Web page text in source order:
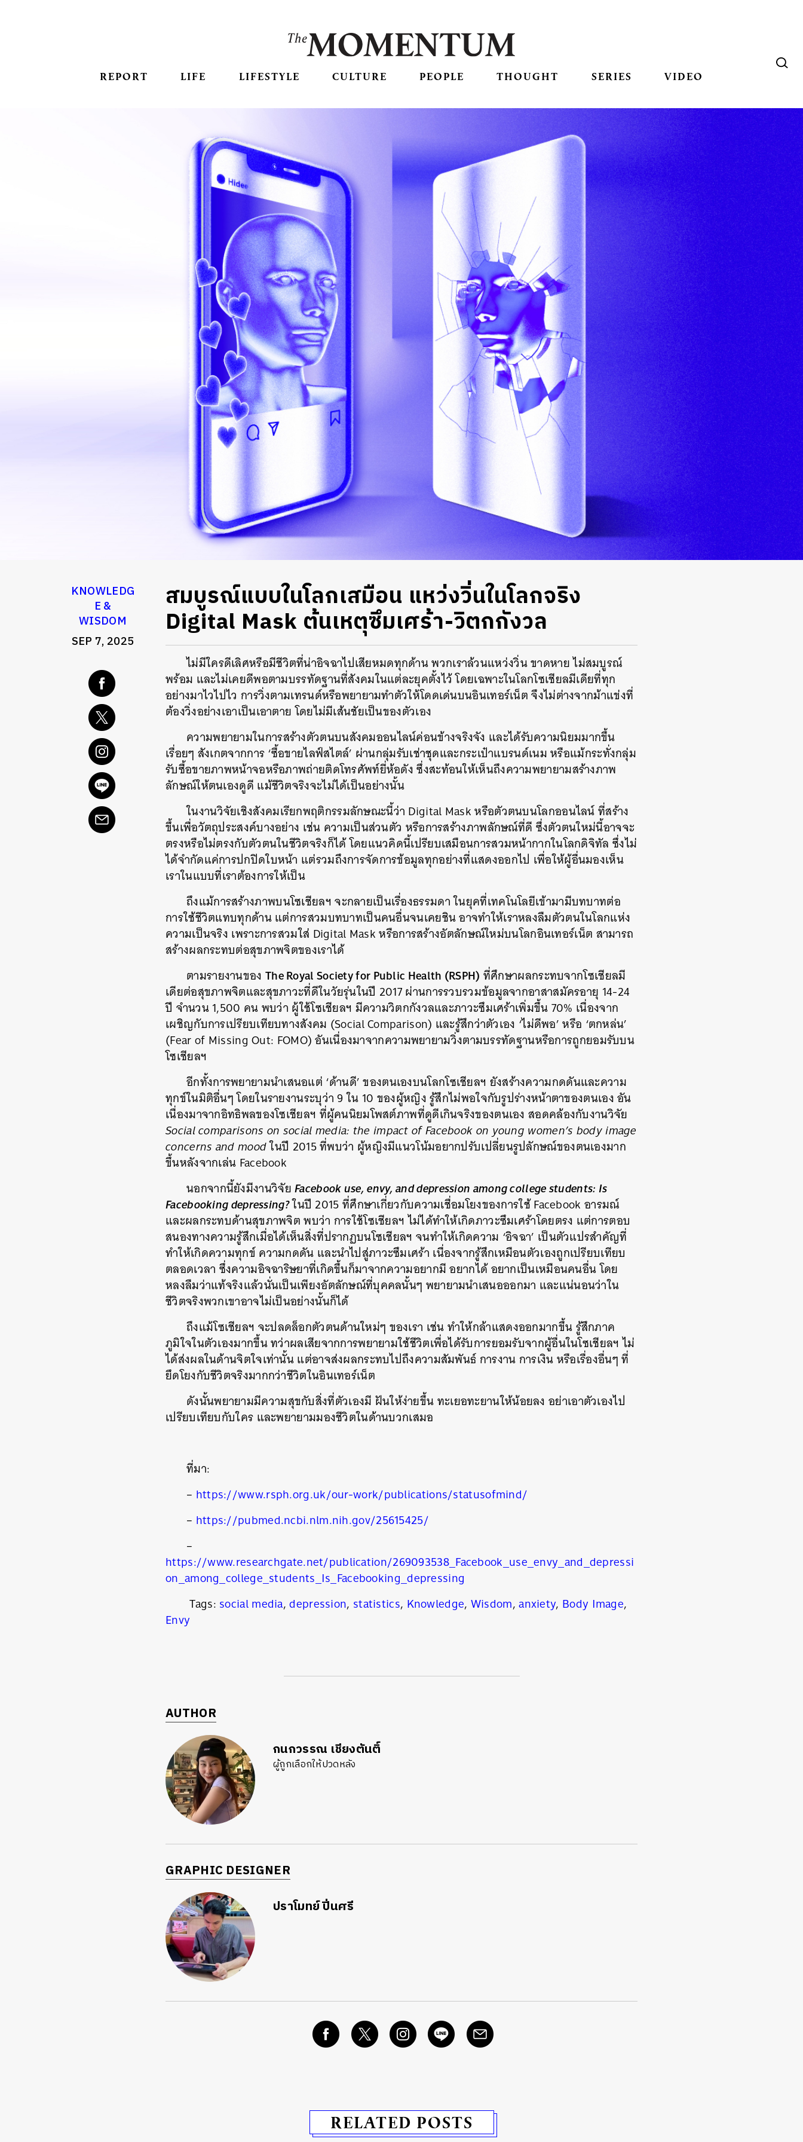
REPORT LIFE LIFESTYLE CULTURE PEOPLE THOUGHT SERIES VIDEO
KNOWLEDG
E &
WISDOM
SEP 7, 2025
สมบูรณ์แบบในโลกเสมือน แหว่งวิ่นในโลกจริง
Digital Mask ต้นเหตุซึมเศร้า-วิตกกังวล
ไม่มีใครดีเลิศหรือมีชีวิตที่น่าอิจฉาไปเสียหมดทุกด้าน พวกเราล้วนแหว่งวิ่น ขาดหาย ไม่สมบูรณ์
พร้อม และไม่เคยดีพอตามบรรทัดฐานที่สังคมในแต่ละยุคตั้งไว้ โดยเฉพาะในโลกโซเชียลมีเดียที่ทุก
อย่างมาไวไปไว การวิ่งตามเทรนด์หรือพยายามทำตัวให้โดดเด่นบนอินเทอร์เน็ต จึงไม่ต่างจากม้าแข่งที่
ต้องวิ่งอย่างเอาเป็นเอาตาย โดยไม่มีเส้นชัยเป็นของตัวเอง
ความพยายามในการสร้างตัวตนบนสังคมออนไลน์ค่อนข้างจริงจัง และได้รับความนิยมมากขึ้น
เรื่อยๆ สังเกตจากการ ‘ซื้อขายไลฟ์สไตล์’ ผ่านกลุ่มรับเช่าชุดและกระเป๋าแบรนด์เนม หรือแม้กระทั่งกลุ่ม
รับซื้อขายภาพหน้าจอหรือภาพถ่ายติดโทรศัพท์ยี่ห้อดัง ซึ่งสะท้อนให้เห็นถึงความพยายามสร้างภาพ
ลักษณ์ให้ตนเองดูดี แม้ชีวิตจริงจะไม่ได้เป็นอย่างนั้น
ในงานวิจัยเชิงสังคมเรียกพฤติกรรมลักษณะนี้ว่า Digital Mask หรือตัวตนบนโลกออนไลน์ ที่สร้าง
ขึ้นเพื่อวัตถุประสงค์บางอย่าง เช่น ความเป็นส่วนตัว หรือการสร้างภาพลักษณ์ที่ดี ซึ่งตัวตนใหม่นี้อาจจะ
ตรงหรือไม่ตรงกับตัวตนในชีวิตจริงก็ได้ โดยแนวคิดนี้เปรียบเสมือนการสวมหน้ากากในโลกดิจิทัล ซึ่งไม่
ได้จำกัดแค่การปกปิดใบหน้า แต่รวมถึงการจัดการข้อมูลทุกอย่างที่แสดงออกไป เพื่อให้ผู้อื่นมองเห็น
เราในแบบที่เราต้องการให้เป็น
ถึงแม้การสร้างภาพบนโซเชียลฯ จะกลายเป็นเรื่องธรรมดา ในยุคที่เทคโนโลยีเข้ามามีบทบาทต่อ
การใช้ชีวิตแทบทุกด้าน แต่การสวมบทบาทเป็นคนอื่นจนเคยชิน อาจทำให้เราหลงลืมตัวตนในโลกแห่ง
ความเป็นจริง เพราะการสวมใส่ Digital Mask หรือการสร้างอัตลักษณ์ใหม่บนโลกอินเทอร์เน็ต สามารถ
สร้างผลกระทบต่อสุขภาพจิตของเราได้
ตามรายงานของ The Royal Society for Public Health (RSPH) ที่ศึกษาผลกระทบจากโซเชียลมี
เดียต่อสุขภาพจิตและสุขภาวะที่ดีในวัยรุ่นในปี 2017 ผ่านการรวบรวมข้อมูลจากอาสาสมัครอายุ 14-24
ปี จำนวน 1,500 คน พบว่า ผู้ใช้โซเชียลฯ มีความวิตกกังวลและภาวะซึมเศร้าเพิ่มขึ้น 70% เนื่องจาก
เผชิญกับการเปรียบเทียบทางสังคม (Social Comparison) และรู้สึกว่าตัวเอง ‘ไม่ดีพอ’ หรือ ‘ตกหล่น’
(Fear of Missing Out: FOMO) อันเนื่องมาจากความพยายามวิ่งตามบรรทัดฐานหรือการถูกยอมรับบน
โซเชียลฯ
อีกทั้งการพยายามนำเสนอแต่ ‘ด้านดี’ ของตนเองบนโลกโซเชียลฯ ยังสร้างความกดดันและความ
ทุกข์ในมิติอื่นๆ โดยในรายงานระบุว่า 9 ใน 10 ของผู้หญิง รู้สึกไม่พอใจกับรูปร่างหน้าตาของตนเอง อัน
เนื่องมาจากอิทธิพลของโซเชียลฯ ที่ผู้คนนิยมโพสต์ภาพที่ดูดีเกินจริงของตนเอง สอดคล้องกับงานวิจัย
Social comparisons on social media: the impact of Facebook on young women’s body image
concerns and moodในปี 2015 ที่พบว่า ผู้หญิงมีแนวโน้มอยากปรับเปลี่ยนรูปลักษณ์ของตนเองมาก
ขึ้นหลังจากเล่น Facebook
นอกจากนี้ยังมีงานวิจัยFacebook use, envy, and depression among college students: Is
Facebooking depressing?ในปี 2015 ที่ศึกษาเกี่ยวกับความเชื่อมโยงของการใช้ Facebook อารมณ์
และผลกระทบด้านสุขภาพจิต พบว่า การใช้โซเชียลฯ ไม่ได้ทำให้เกิดภาวะซึมเศร้าโดยตรง แต่การตอบ
สนองทางความรู้สึกเมื่อได้เห็นสิ่งที่ปรากฏบนโซเชียลฯ จนทำให้เกิดความ ‘อิจฉา’ เป็นตัวแปรสำคัญที่
ทำให้เกิดความทุกข์ ความกดดัน และนำไปสู่ภาวะซึมเศร้า เนื่องจากรู้สึกเหมือนตัวเองถูกเปรียบเทียบ
ตลอดเวลา ซึ่งความอิจฉาริษยาที่เกิดขึ้นก็มาจากความอยากมี อยากได้ อยากเป็นเหมือนคนอื่น โดย
หลงลืมว่าแท้จริงแล้วนั่นเป็นเพียงอัตลักษณ์ที่บุคคลนั้นๆ พยายามนำเสนอออกมา และแน่นอนว่าใน
ชีวิตจริงพวกเขาอาจไม่เป็นอย่างนั้นก็ได้
ถึงแม้โซเชียลฯ จะปลดล็อกตัวตนด้านใหม่ๆ ของเรา เช่น ทำให้กล้าแสดงออกมากขึ้น รู้สึกภาค
ภูมิใจในตัวเองมากขึ้น ทว่าผลเสียจากการพยายามใช้ชีวิตเพื่อได้รับการยอมรับจากผู้อื่นในโซเชียลฯ ไม่
ได้ส่งผลในด้านจิตใจเท่านั้น แต่อาจส่งผลกระทบไปถึงความสัมพันธ์ การงาน การเงิน หรือเรื่องอื่นๆ ที่
ยึดโยงกับชีวิตจริงมากกว่าชีวิตในอินเทอร์เน็ต
ดังนั้นพยายามมีความสุขกับสิ่งที่ตัวเองมี ฝันให้ง่ายขึ้น ทะเยอทะยานให้น้อยลง อย่าเอาตัวเองไป
เปรียบเทียบกับใคร และพยายามมองชีวิตในด้านบวกเสมอ
ที่มา:
– https://www.rsph.org.uk/our-work/publications/statusofmind/
– https://pubmed.ncbi.nlm.nih.gov/25615425/
–
https://www.researchgate.net/publication/269093538_Facebook_use_envy_and_depressi
on_among_college_students_Is_Facebooking_depressing
Tags: social media,depression, statistics, Knowledge, Wisdom,anxiety, Body Image,
Envy
AUTHOR
กนกวรรณ เชียงตันติ์
ผู้ถูกเลือกให้ปวดหลัง
GRAPHIC DESIGNER
ปราโมทย์ ปิ่นศรี
RELATED POSTS
ค้นหา
SHARE TWEET LINE EMAIL